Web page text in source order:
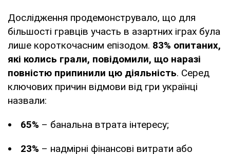
Дослідження продемонструвало, що для
більшості гравців участь в азартних іграх була
лише короткочасним епізодом. 83% опитаних,
які колись грали, повідомили, що наразі
повністю припинили цю діяльність. Серед
ключових причин відмови від гри українці
назвали:
65% – банальна втрата інтересу;
23% – надмірні фінансові витрати або